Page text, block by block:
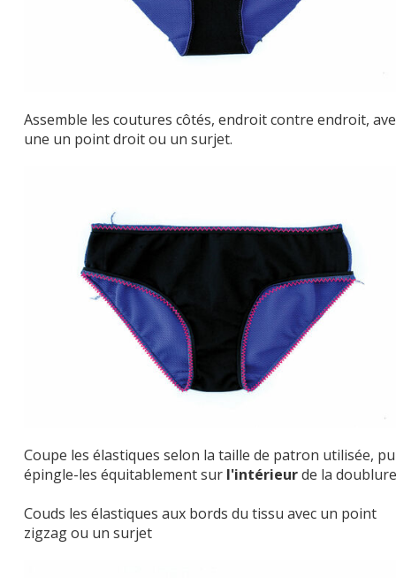
Assemble les coutures côtés, endroit contre endroit,
une un point droit ou un surjet.
Coupe les élastiques selon la taille de patron utilisée,
épingle-les équitablement sur l'intérieurde la
Couds les élastiques aux bords du tissu avec un point
zigzag ou un surjet